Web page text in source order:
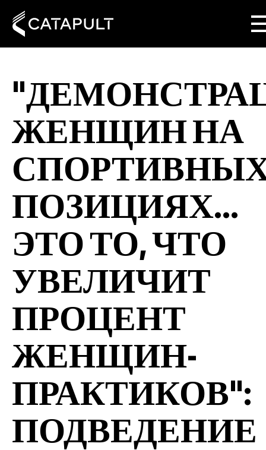
ЖЕНЩИН НА
ПОЗИЦИЯХ...
ЭТО ТО, ЧТО
УВЕЛИЧИТ
ПРОЦЕНТ
ЖЕНЩИН-
ПРАКТИКОВ":
ПОДВЕДЕНИЕ